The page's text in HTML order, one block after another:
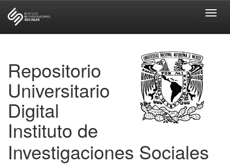
Repositorio
Universitario
Digital
Instituto de
Investigaciones Sociales